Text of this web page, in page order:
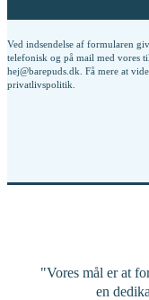
Ved indsendelse af formularen
telefonisk og på mail med vores
hej@barepuds.dk. Få mere at
privatlivspolitik
"Vores mål er at
en